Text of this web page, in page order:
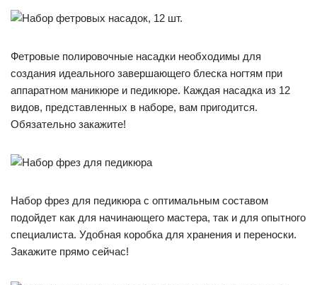
Фетровые полировочные насадки необходимы для
создания идеального завершающего блеска ногтям при
аппаратном маникюре и педикюре. Каждая насадка из 12
видов, представленных в наборе, вам пригодится.
Обязательно закажите!
Набор фрез для педикюра с оптимальным составом
подойдет как для начинающего мастера, так и для опытного
специалиста. Удобная коробка для хранения и переноски.
Закажите прямо сейчас!